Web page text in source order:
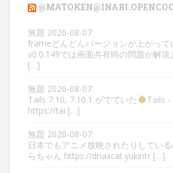
ー
無題 2026-08-07
frameどんどんバージョンが上がって
v0.0.149では画面共有時の問題が解決
[…]
無題 2026-08-07
Tails 7.10, 7.10.1 がでていた
Tails -
https://tai […]
無題 2026-08-07
日本でもアニメ放映されたりしてい
らちゃん https://dnaxcat.yukintr […]